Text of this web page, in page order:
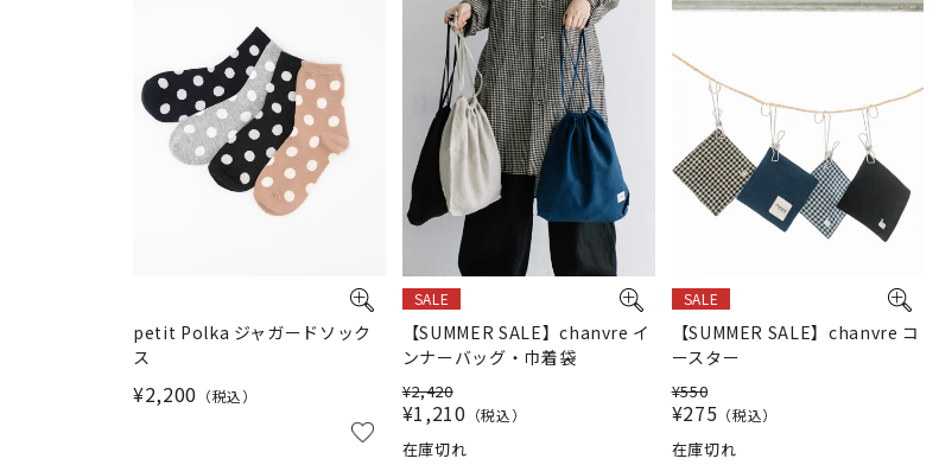
petit Polka ジャガードソック
ス
¥2,200 税込
SALE
【SUMMER SALE】chanvre イ
ンナーバッグ・巾着袋
¥2,420
¥1,210 税込
在庫切れ
SALE
【SUMMER SALE】chanvre コ
ースター
¥550
¥275 税込
在庫切れ